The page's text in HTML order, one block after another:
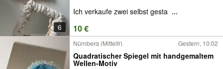
6
Ich verkaufe zwei selbst gesta ...
10 €
Nürnberg (Mittelfr) Gestern, 10:02
Quadratischer Spiegel mit handgemaltem
Wellen-Motiv